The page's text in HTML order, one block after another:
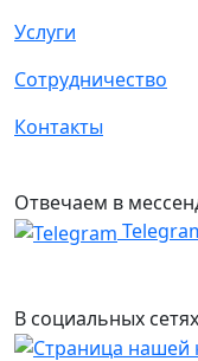
Услуги
Сотрудничество
Контакты
Отвечаем в
В социальных